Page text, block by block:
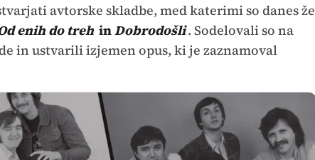
avtorske skladbe, med katerimi so danes že
enih do treh inDobrodošli. Sodelovali so na
in ustvarili izjemen opus, ki je zaznamoval